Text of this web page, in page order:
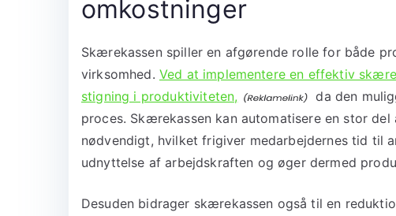
omkostninger
Skærekassen spiller en afgørende rolle for både
virksomhed. Ved at implementere en effektiv
stigning i produktiviteten,
da den
proces. Skærekassen kan automatisere en stor
nødvendigt, hvilket frigiver medarbejdernes tid til
udnyttelse af arbejdskraften og øger dermed
Desuden bidrager skærekassen også til en